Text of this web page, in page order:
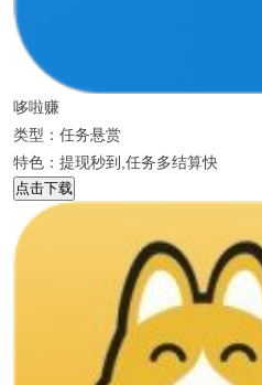
哆啦赚
类型：任务悬赏
特色：提现秒到,任务多结算快
点击下载